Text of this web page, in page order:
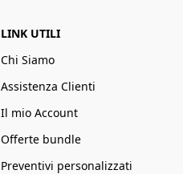
LINK UTILI
Chi Siamo
Assistenza Clienti
Il mio Account
Offerte bundle
Preventivi personalizzati